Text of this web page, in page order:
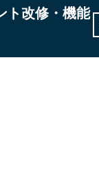
ト改修・機能